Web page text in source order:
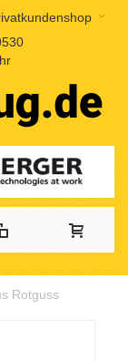
Rotguss